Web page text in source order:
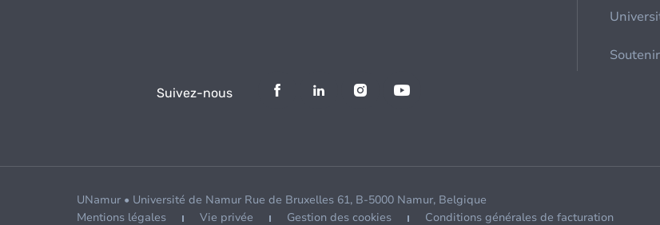
Suivez-nous
UNamur • Université de Namur Rue de Bruxelles 61, B-5000 Namur, Belgique
Mentions légales
Vie privée Gestion des cookies Conditions générales de facturation